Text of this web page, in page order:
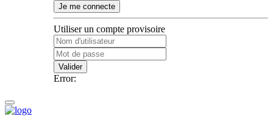
Je me connecte
Utiliser un compte provisoire
Valider
Error: